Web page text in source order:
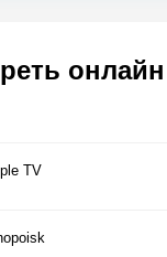
онлайн
TV